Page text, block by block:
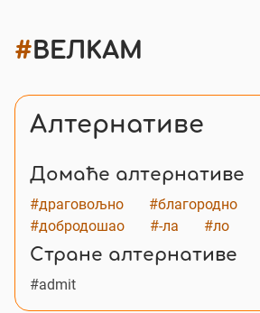
#ВЕЛКАМ
Алтернативе
Домаће алтернативе
#драговољно
#благородно
#добродошао
#-ла #ло
Стране алтернативе
#admit